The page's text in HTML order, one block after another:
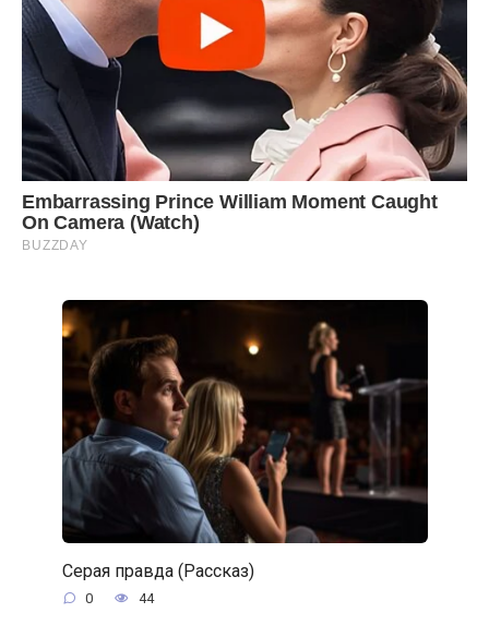
Серая правда (Рассказ)
0 44